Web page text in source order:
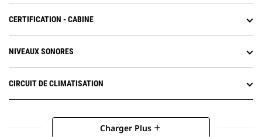
CERTIFICATION - CABINE
NIVEAUX SONORES
CIRCUIT DE CLIMATISATION
Charger Plus add